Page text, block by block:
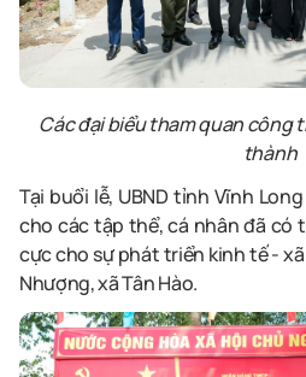
Các đại biểu tham quan công
thành
Tại buổi lễ, UBND tỉnh Vĩnh
cho các tập thể, cá nhân đã
cực cho sự phát triển kinh tế -
Nhượng, xã Tân Hào.